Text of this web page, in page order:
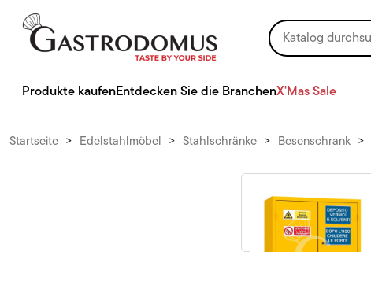
Produkte kaufenEntdecken Sie die BranchenX'Mas Sale
Startseite > Edelstahlmöbel > Stahlschränke > Besenschrank >